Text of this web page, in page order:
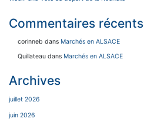
Commentaires récents
corinneb dans Marchés en ALSACE
Quillateau dans Marchés en ALSACE
Archives
juillet 2026
juin 2026